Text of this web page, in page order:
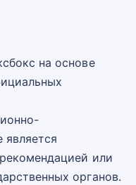
на основе
является
или
органов.